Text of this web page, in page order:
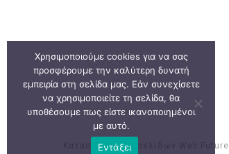
Κατασκευή Ιστοσελίδων Web Future
Χρησιμοποιούμε cookies για να σας
προσφέρουμε την καλύτερη δυνατή
εμπειρία στη σελίδα μας. Εάν συνεχίσετε
να χρησιμοποιείτε τη σελίδα, θα
υποθέσουμε πως είστε ικανοποιημένοι
με αυτό.
Εντάξει